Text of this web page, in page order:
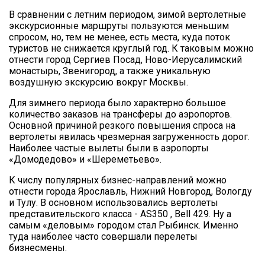
В сравнении с летним периодом, зимой вертолетные
экскурсионные маршруты пользуются меньшим
спросом, но, тем не менее, есть места, куда поток
туристов не снижается круглый год. К таковым можно
отнести город Сергиев Посад, Ново-Иерусалимский
монастырь, Звенигород, а также уникальную
воздушную экскурсию вокруг Москвы.
Для зимнего периода было характерно большое
количество заказов на трансферы до аэропортов.
Основной причиной резкого повышения спроса на
вертолеты явилась чрезмерная загруженность дорог.
Наиболее частые вылеты были в аэропорты
«Домодедово» и «Шереметьево».
К числу популярных бизнес-направлений можно
отнести города Ярославль, Нижний Новгород, Вологду
и Тулу. В основном использовались вертолеты
представительского класса - AS350 , Bell 429. Ну а
самым «деловым» городом стал Рыбинск. Именно
туда наиболее часто совершали перелеты
бизнесмены.